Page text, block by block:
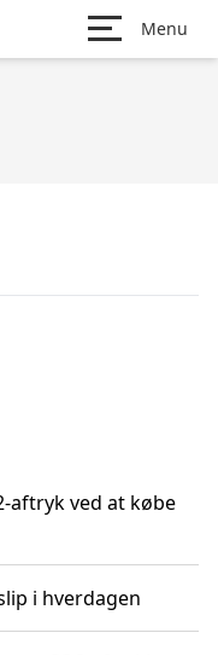
Menu
aftryk ved at købe
i hverdagen